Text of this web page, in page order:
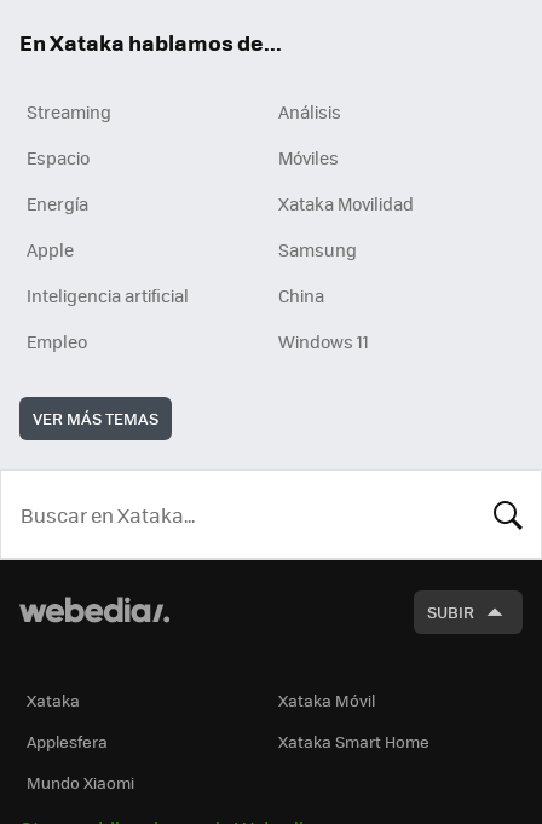
En Xataka hablamos de...
Streaming
Análisis
Espacio
Móviles
Energía
Xataka Movilidad
Apple
Samsung
Inteligencia artificial
China
Empleo
Windows 11
VER MÁS TEMAS
SUBIR
Xataka
Xataka Móvil
Applesfera
Xataka Smart Home
Mundo Xiaomi